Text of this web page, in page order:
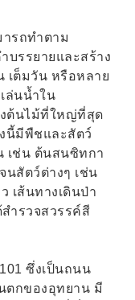
รถทำตาม
บรรยายและสร้าง
เต็มวัน หรือหลาย
ล่นน้ำใน
ต้นไม้ที่ใหญ่ที่สุด
นี้มีพืชและสัตว์
เช่น ต้นสนซิทกา
นสัตว์ต่างๆ เช่น
เส้นทางเดินป่า
ำรวจสวรรค์สี
ซึ่งเป็นถนน
ตกของอุทยาน มี